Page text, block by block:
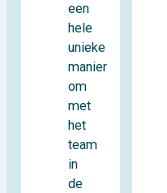
een
hele
unieke
manier
om
met
het
team
in
de